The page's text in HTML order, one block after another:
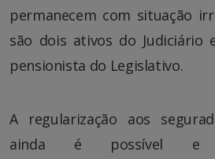
permanecem com situação
são dois ativos do
pensionista do Legislativo.
A regularização aos
ainda é possível e